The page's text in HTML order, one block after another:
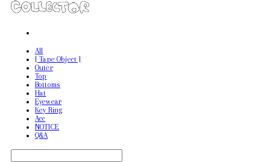
All
[ Tape Object ]
Outer
Top
Bottoms
Hat
Eyewear
Key Ring
Acc
NOTICE
Q&A